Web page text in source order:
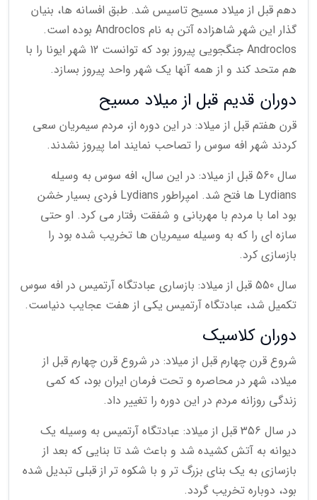
دهم قبل از میلاد مسیح تاسیس شد. طبق افسانه ها، بنیان
گذار این شهر شاهزاده آتن به نام Androclos بوده است.
Androclos جنگجویی پیروز بود که توانست 12 شهر ایونا را با
هم متحد کند و از همه آنها یک شهر واحد پیروز بسازد.
دوران قدیم قبل از میلاد مسیح
قرن هفتم قبل از میلاد: در این دوره از، مردم سیمریان سعی
کردند شهر افه سوس را تصاحب نمایند اما پیروز نشدند.
سال 560 قبل از میلاد: در این سال، افه سوس به وسیله
Lydians ها فتح شد. امپراطور Lydians فردی بسیار خشن
بود اما با مردم با مهربانی و شفقت رفتار می کرد. او حتی
سازه ای را که به وسیله سیمریان ها تخریب شده بود را
بازسازی کرد.
سال 550 قبل از میلاد: بازساری عبادتگاه آرتمیس در افه سوس
تکمیل شد، عبادتگاه آرتمیس یکی از هفت عجایب دنیاست.
دوران کلاسیک
شروع قرن چهارم قبل از میلاد: در شروع قرن چهارم قبل از
میلاد، شهر در محاصره و تحت فرمان ایران بود، که کمی
زندگی روزانه مردم در این دوره را تغییر داد.
در سال 356 قبل از میلاد: عبادتگاه آرتمیس به وسیله یک
دیوانه به آتش کشیده شد و باعث شد تا بنایی که بعد از
بازسازی به یک بنای بزرگ تر و با شکوه تر از قبلی تبدیل شده
بود، دوباره تخریب گردد.